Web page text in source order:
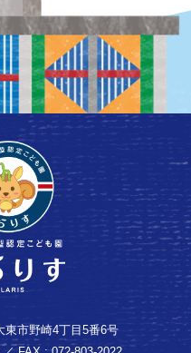
東市野崎4丁目5番6号